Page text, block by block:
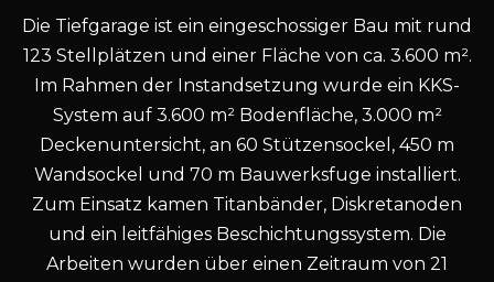
Die Tiefgarage ist ein eingeschossiger Bau mit rund
123 Stellplätzen und einer Fläche von ca. 3.600 m².
Im Rahmen der Instandsetzung wurde ein KKS-
System auf 3.600 m² Bodenfläche, 3.000 m²
Deckenuntersicht, an 60 Stützensockel, 450 m
Wandsockel und 70 m Bauwerksfuge installiert.
Zum Einsatz kamen Titanbänder, Diskretanoden
und ein leitfähiges Beschichtungssystem. Die
Arbeiten wurden über einen Zeitraum von 21